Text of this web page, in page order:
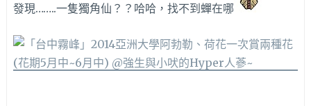
發現……..一隻獨角仙？？哈哈，找不到蟬在哪